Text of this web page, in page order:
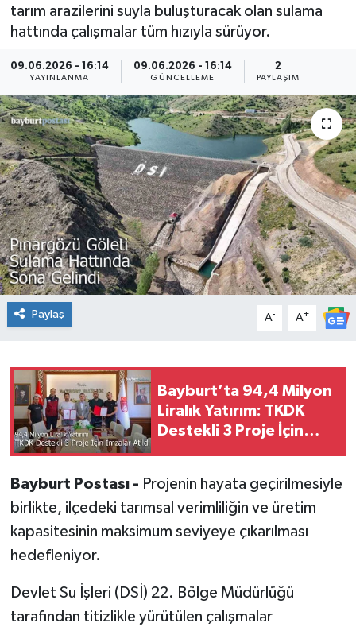
tarım arazilerini suyla buluşturacak olan sulama
hattında çalışmalar tüm hızıyla sürüyor.
09.06.2026 - 16:14
YAYINLANMA
09.06.2026 - 16:14
GÜNCELLEME
2
PAYLAŞIM
Paylaş A- A+
Bayburt’ta 94,4 Milyon
Liralık Yatırım: TKDK
Destekli 3 Proje İçin
Bayburt Postası - Projenin hayata geçirilmesiyle
birlikte, ilçedeki tarımsal verimliliğin ve üretim
kapasitesinin maksimum seviyeye çıkarılması
hedefleniyor.
Devlet Su İşleri (DSİ) 22. Bölge Müdürlüğü
tarafından titizlikle yürütülen çalışmalar
Son Dakika Haberleri